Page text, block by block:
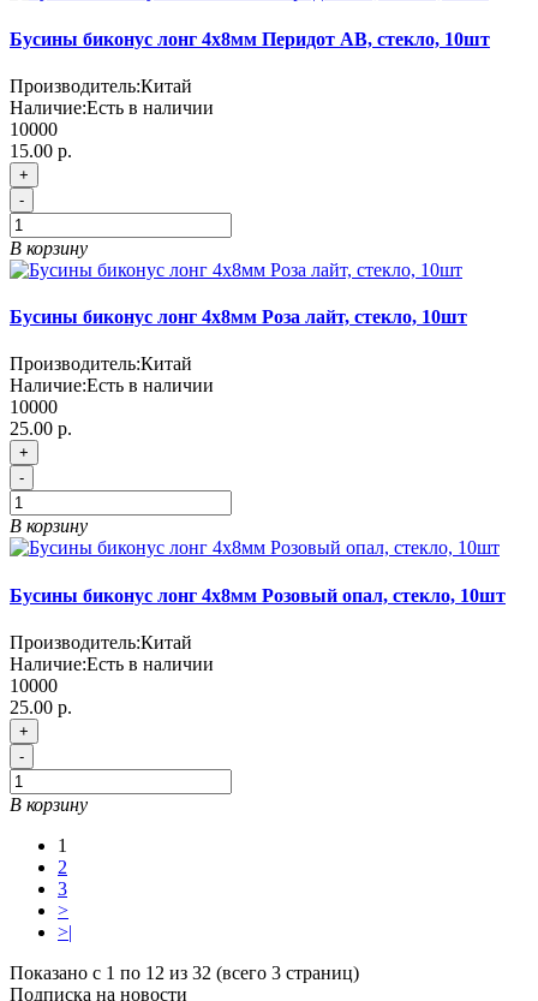
Бусины биконус лонг 4х8мм Перидот АВ, стекло, 10шт
Производитель:Китай
Наличие:Есть в наличии
10000
15.00 р.
+
-
В корзину
Бусины биконус лонг 4х8мм Роза лайт, стекло, 10шт
Производитель:Китай
Наличие:Есть в наличии
10000
25.00 р.
+
-
В корзину
Бусины биконус лонг 4х8мм Розовый опал, стекло, 10шт
Производитель:Китай
Наличие:Есть в наличии
10000
25.00 р.
+
-
В корзину
1
2
3
>
>|
Показано с 1 по 12 из 32 (всего 3 страниц)
Подписка на новости